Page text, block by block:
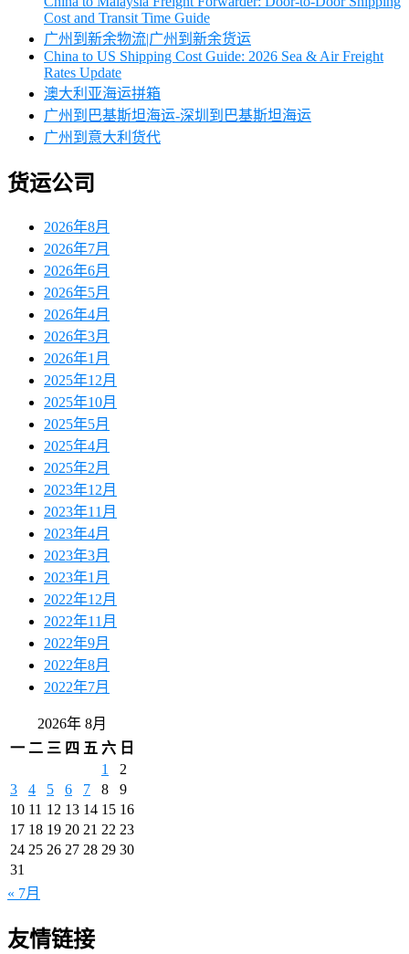
Cost and Transit Time Guide
广州到新余物流|广州到新余货运
China to US Shipping Cost Guide: 2026 Sea & Air Freight
Rates Update
澳大利亚海运拼箱
广州到巴基斯坦海运-深圳到巴基斯坦海运
广州到意大利货代
货运公司
2026年8月
2026年7月
2026年6月
2026年5月
2026年4月
2026年3月
2026年1月
2025年12月
2025年10月
2025年5月
2025年4月
2025年2月
2023年12月
2023年11月
2023年4月
2023年3月
2023年1月
2022年12月
2022年11月
2022年9月
2022年8月
2022年7月
2026年 8月
一 二 三 四 五 六 日
1
2
3
4 5 6 7 8
9
10 11 12 13 14 15 16
17 18 19 20 21 22 23
24 25 26 27 28 29 30
31
« 7月
友情链接